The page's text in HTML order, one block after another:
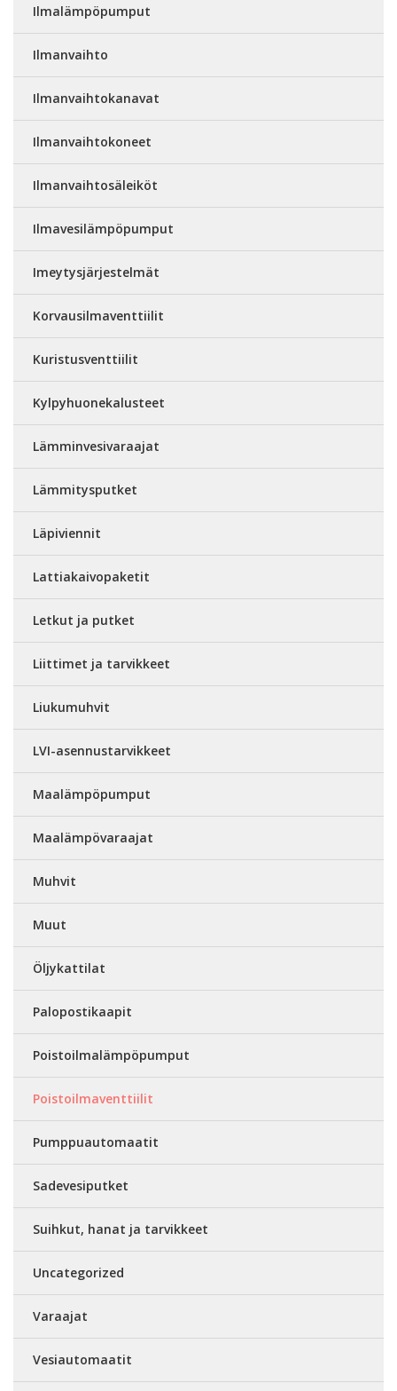
Ilmalämpöpumput
Ilmanvaihto
Ilmanvaihtokanavat
Ilmanvaihtokoneet
Ilmanvaihtosäleiköt
Ilmavesilämpöpumput
Imeytysjärjestelmät
Korvausilmaventtiilit
Kuristusventtiilit
Kylpyhuonekalusteet
Lämminvesivaraajat
Lämmitysputket
Läpiviennit
Lattiakaivopaketit
Letkut ja putket
Liittimet ja tarvikkeet
Liukumuhvit
LVI-asennustarvikkeet
Maalämpöpumput
Maalämpövaraajat
Muhvit
Muut
Öljykattilat
Palopostikaapit
Poistoilmalämpöpumput
Poistoilmaventtiilit
Pumppuautomaatit
Sadevesiputket
Suihkut, hanat ja tarvikkeet
Uncategorized
Varaajat
Vesiautomaatit